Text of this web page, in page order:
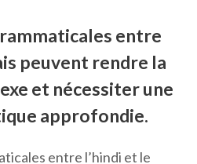
entre
peuvent rendre la
et nécessiter une
approfondie.
entre l’hindi et le